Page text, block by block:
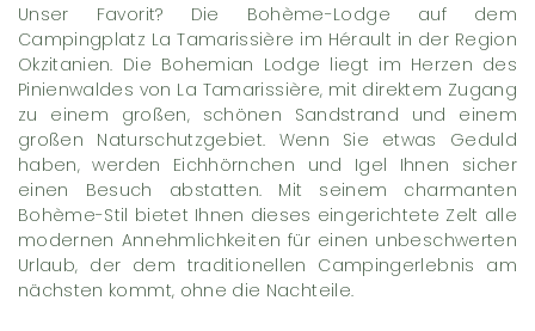
Unser Favorit? Die Bohème-Lodge auf dem
Campingplatz La Tamarissière im Hérault in der Region
Okzitanien. Die Bohemian Lodge liegt im Herzen des
Pinienwaldes von La Tamarissière, mit direktem Zugang
zu einem großen, schönen Sandstrand und einem
großen Naturschutzgebiet. Wenn Sie etwas Geduld
haben, werden Eichhörnchen und Igel Ihnen sicher
einen Besuch abstatten. Mit seinem charmanten
Bohème-Stil bietet Ihnen dieses eingerichtete Zelt alle
modernen Annehmlichkeiten für einen unbeschwerten
Urlaub, der dem traditionellen Campingerlebnis am
nächsten kommt, ohne die Nachteile.